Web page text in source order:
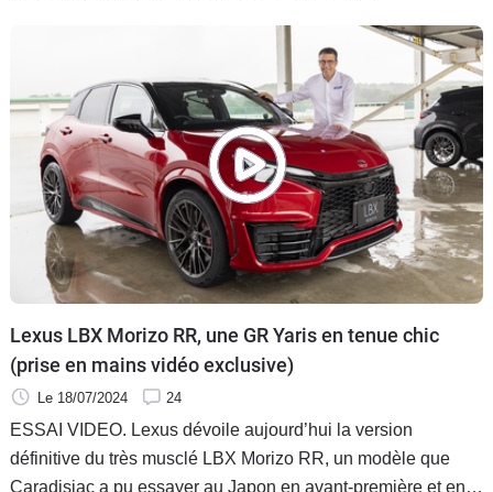
Electriques
Utilitaires
Flottes
Auto
Services
Forum
Moto
Lexus LBX Morizo RR, une GR Yaris en tenue chic
(prise en mains vidéo exclusive)
Le 18/07/2024 24
ESSAI VIDEO. Lexus dévoile aujourd’hui la version
définitive du très musclé LBX Morizo RR, un modèle que
Caradisiac a pu essayer au Japon en avant-première et en